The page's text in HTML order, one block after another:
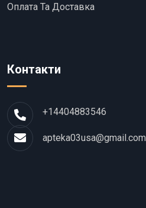
Оплата Та Доставка
Контакти
+14404883546
apteka03usa@gmail.com